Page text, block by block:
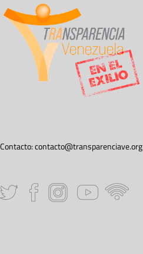
Contacto:contacto@transparenciave.org